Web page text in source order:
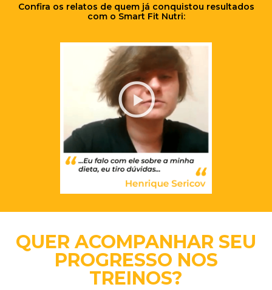
Confira os relatos de quem já conquistou resultados
com o Smart Fit Nutri:
QUER ACOMPANHAR SEU
PROGRESSO NOS
TREINOS?